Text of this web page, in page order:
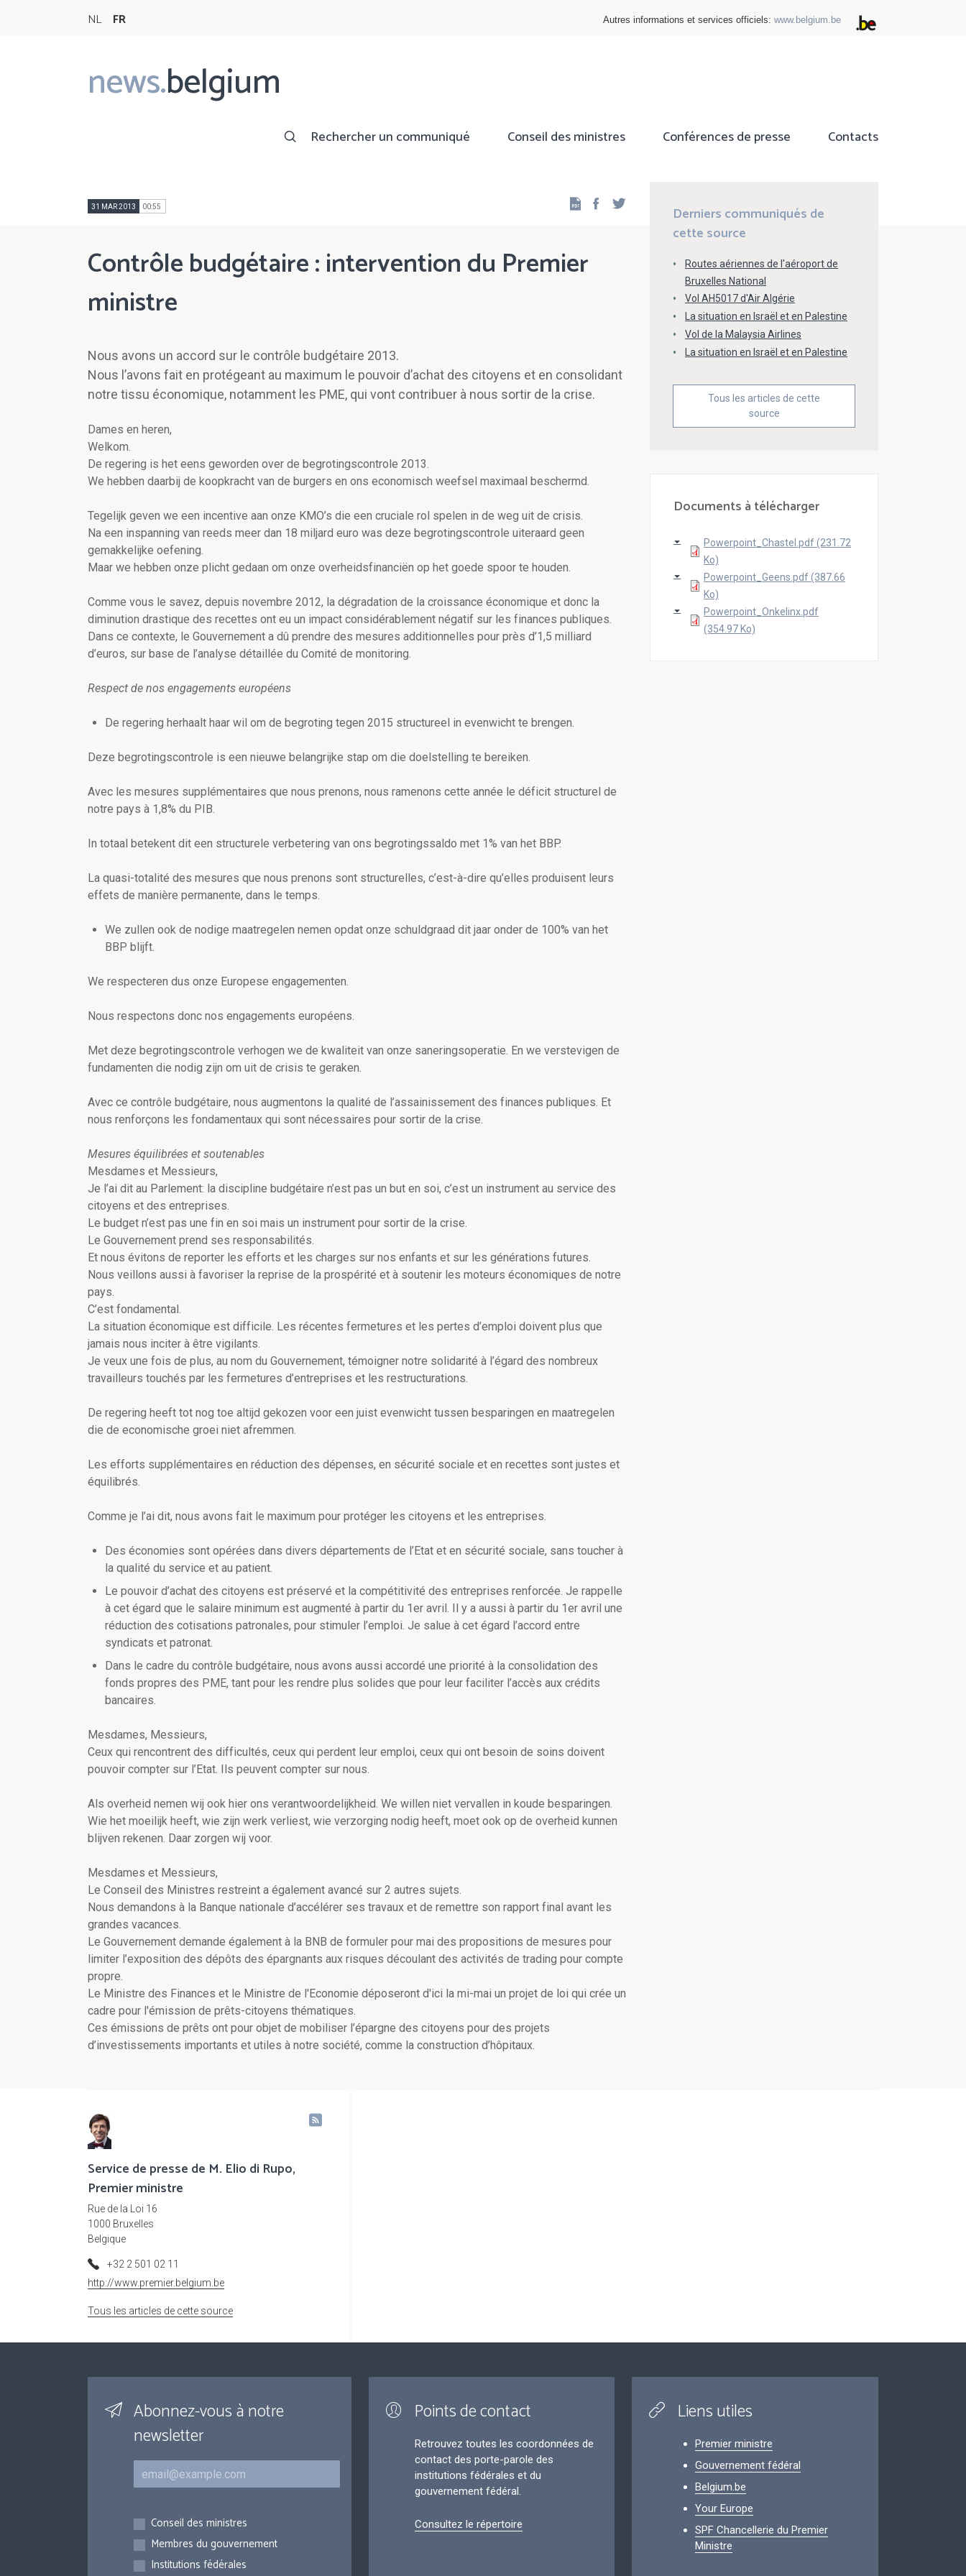
NL FR Autres informations et services officiels: www.belgium.be
news.belgium
Main
navigation
Rechercher un communiqué Conseil des ministres Conférences de presse Contacts
31 MAR 2013 00:55 Facebook
Contrôle budgétaire : intervention du Premier
ministre
Nous avons un accord sur le contrôle budgétaire 2013.
Nous l’avons fait en protégeant au maximum le pouvoir d’achat des citoyens et en consolidant
notre tissu économique, notamment les PME, qui vont contribuer à nous sortir de la crise.
Dames en heren,
Welkom.
De regering is het eens geworden over de begrotingscontrole 2013.
We hebben daarbij de koopkracht van de burgers en ons economisch weefsel maximaal beschermd.
Tegelijk geven we een incentive aan onze KMO’s die een cruciale rol spelen in de weg uit de crisis.
Na een inspanning van reeds meer dan 18 miljard euro was deze begrotingscontrole uiteraard geen
gemakkelijke oefening.
Maar we hebben onze plicht gedaan om onze overheidsfinanciën op het goede spoor te houden.
Comme vous le savez, depuis novembre 2012, la dégradation de la croissance économique et donc la
diminution drastique des recettes ont eu un impact considérablement négatif sur les finances publiques.
Dans ce contexte, le Gouvernement a dû prendre des mesures additionnelles pour près d’1,5 milliard
d’euros, sur base de l’analyse détaillée du Comité de monitoring.
Respect de nos engagements européens
De regering herhaalt haar wil om de begroting tegen 2015 structureel in evenwicht te brengen.
Deze begrotingscontrole is een nieuwe belangrijke stap om die doelstelling te bereiken.
Avec les mesures supplémentaires que nous prenons, nous ramenons cette année le déficit structurel de
notre pays à 1,8% du PIB.
In totaal betekent dit een structurele verbetering van ons begrotingssaldo met 1% van het BBP.
La quasi-totalité des mesures que nous prenons sont structurelles, c’est-à-dire qu’elles produisent leurs
effets de manière permanente, dans le temps.
We zullen ook de nodige maatregelen nemen opdat onze schuldgraad dit jaar onder de 100% van het
BBP blijft.
We respecteren dus onze Europese engagementen.
Nous respectons donc nos engagements européens.
Met deze begrotingscontrole verhogen we de kwaliteit van onze saneringsoperatie. En we verstevigen de
fundamenten die nodig zijn om uit de crisis te geraken.
Avec ce contrôle budgétaire, nous augmentons la qualité de l’assainissement des finances publiques. Et
nous renforçons les fondamentaux qui sont nécessaires pour sortir de la crise.
Mesures équilibrées et soutenables
Mesdames et Messieurs,
Je l’ai dit au Parlement: la discipline budgétaire n’est pas un but en soi, c’est un instrument au service des
citoyens et des entreprises.
Le budget n’est pas une fin en soi mais un instrument pour sortir de la crise.
Le Gouvernement prend ses responsabilités.
Et nous évitons de reporter les efforts et les charges sur nos enfants et sur les générations futures.
Nous veillons aussi à favoriser la reprise de la prospérité et à soutenir les moteurs économiques de notre
pays.
C’est fondamental.
La situation économique est difficile. Les récentes fermetures et les pertes d’emploi doivent plus que
jamais nous inciter à être vigilants.
Je veux une fois de plus, au nom du Gouvernement, témoigner notre solidarité à l’égard des nombreux
travailleurs touchés par les fermetures d’entreprises et les restructurations.
De regering heeft tot nog toe altijd gekozen voor een juist evenwicht tussen besparingen en maatregelen
die de economische groei niet afremmen.
Les efforts supplémentaires en réduction des dépenses, en sécurité sociale et en recettes sont justes et
équilibrés.
Comme je l’ai dit, nous avons fait le maximum pour protéger les citoyens et les entreprises.
Des économies sont opérées dans divers départements de l’Etat et en sécurité sociale, sans toucher à
la qualité du service et au patient.
Le pouvoir d’achat des citoyens est préservé et la compétitivité des entreprises renforcée. Je rappelle
à cet égard que le salaire minimum est augmenté à partir du 1er avril. Il y a aussi à partir du 1er avril une
réduction des cotisations patronales, pour stimuler l’emploi. Je salue à cet égard l’accord entre
syndicats et patronat.
Dans le cadre du contrôle budgétaire, nous avons aussi accordé une priorité à la consolidation des
fonds propres des PME, tant pour les rendre plus solides que pour leur faciliter l’accès aux crédits
bancaires.
Mesdames, Messieurs,
Ceux qui rencontrent des difficultés, ceux qui perdent leur emploi, ceux qui ont besoin de soins doivent
pouvoir compter sur l’Etat. Ils peuvent compter sur nous.
Als overheid nemen wij ook hier ons verantwoordelijkheid. We willen niet vervallen in koude besparingen.
Wie het moeilijk heeft, wie zijn werk verliest, wie verzorging nodig heeft, moet ook op de overheid kunnen
blijven rekenen. Daar zorgen wij voor.
Mesdames et Messieurs,
Le Conseil des Ministres restreint a également avancé sur 2 autres sujets.
Nous demandons à la Banque nationale d’accélérer ses travaux et de remettre son rapport final avant les
grandes vacances.
Le Gouvernement demande également à la BNB de formuler pour mai des propositions de mesures pour
limiter l’exposition des dépôts des épargnants aux risques découlant des activités de trading pour compte
propre.
Le Ministre des Finances et le Ministre de l'Economie déposeront d'ici la mi-mai un projet de loi qui crée un
cadre pour l'émission de prêts-citoyens thématiques.
Ces émissions de prêts ont pour objet de mobiliser l’épargne des citoyens pour des projets
d’investissements importants et utiles à notre société, comme la construction d’hôpitaux.
Derniers communiqués de
cette source
Routes aériennes de l'aéroport de
Bruxelles National
Vol AH5017 d'Air Algérie
La situation en Israël et en Palestine
Vol de la Malaysia Airlines
La situation en Israël et en Palestine
Tous les articles de cette
source
Documents à télécharger
Powerpoint_Chastel.pdf (231.72
Ko)
Powerpoint_Geens.pdf (387.66
Ko)
Powerpoint_Onkelinx.pdf
(354.97 Ko)
Service de presse de M. Elio di Rupo,
Premier ministre
Rue de la Loi 16
1000 Bruxelles
Belgique
+32 2 501 02 11
http://www.premier.belgium.be
Tous les articles de cette source
Abonnez-vous à notre
newsletter
Courriel
Inscriptions
Conseil des ministres
Membres du gouvernement
Institutions fédérales
Points de contact
Retrouvez toutes les coordonnées de
contact des porte-parole des
institutions fédérales et du
gouvernement fédéral.
Consultez le répertoire
Liens utiles
Premier ministre
Gouvernement fédéral
Belgium.be
Your Europe
SPF Chancellerie du Premier
Ministre